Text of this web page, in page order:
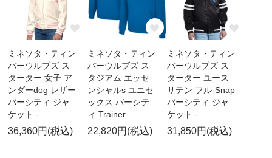
ミネソタ・ティン
バーウルブズ ス
ターター 女子 ア
ンダーdog レザー
バーシティ ジャ
ケット -
36,360円(税込)
ミネソタ・ティン
バーウルブズ ス
タジアム エッセ
ンシャルs ユニセ
ックス バーシテ
ィ Trainer
22,820円(税込)
ミネソタ・ティン
バーウルブズ ス
ターター ユース
サテン フル-Snap
バーシティ ジャ
ケット -
31,850円(税込)